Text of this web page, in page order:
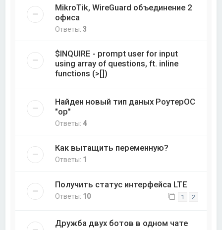
MikroTik, WireGuard объединение 2
офиса
Ответы:3
$INQUIRE - prompt user for input
using array of questions, ft. inline
functions (>[])
Найден новый тип даных РоутерОС
"op"
Ответы:4
Как вытащить переменную?
Ответы: 1
Получить статус интерфейса LTE
Ответы: 10 1 2
Дружба двух ботов в одном чате